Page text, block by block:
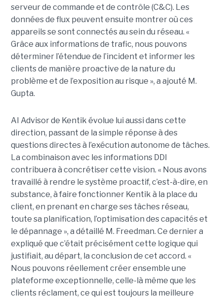
serveur de commande et de contrôle (C&C). Les
données de flux peuvent ensuite montrer où ces
appareils se sont connectés au sein du réseau. «
Grâce aux informations de trafic, nous pouvons
déterminer l’étendue de l’incident et informer les
clients de manière proactive de la nature du
problème et de l’exposition au risque », a ajouté M.
Gupta.
AI Advisor de Kentik évolue lui aussi dans cette
direction, passant de la simple réponse à des
questions directes à l’exécution autonome de tâches.
La combinaison avec les informations DDI
contribuera à concrétiser cette vision. « Nous avons
travaillé à rendre le système proactif, c’est-à-dire, en
substance, à faire fonctionner Kentik à la place du
client, en prenant en charge ses tâches réseau,
toute sa planification, l’optimisation des capacités et
le dépannage », a détaillé M. Freedman. Ce dernier a
expliqué que c’était précisément cette logique qui
justifiait, au départ, la conclusion de cet accord. «
Nous pouvons réellement créer ensemble une
plateforme exceptionnelle, celle-là même que les
clients réclament, ce qui est toujours la meilleure